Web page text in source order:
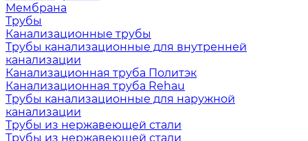
Мембрана
Трубы
Канализационные трубы
Трубы канализационные для внутренней
канализации
Канализационная труба Политэк
Канализационная труба Rehau
Трубы канализационные для наружной
канализации
Трубы из нержавеющей стали
Трубы из нержавеющей стали